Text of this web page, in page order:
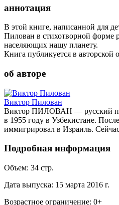
аннотация
В этой книге, написанной для
Пилован в стихотворной форме
населяющих нашу планету.
Книга публикуется в
об авторе
Виктор Пилован
Виктор ПИЛОВАН — русский
в 1955 году в Узбекистане.
иммигрировал в Израиль.
Подробная информация
Объем: 34 стр.
Дата выпуска: 15 марта 2016 г.
Возрастное ограничение: 0+